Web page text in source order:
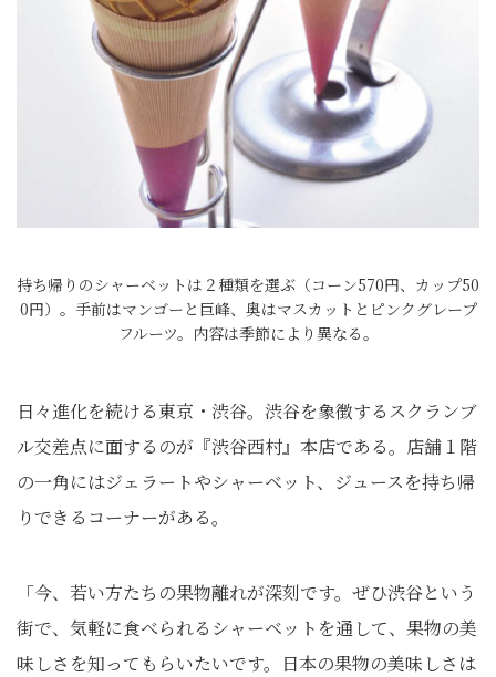
持ち帰りのシャーベットは２種類を選ぶ（コーン570円、カップ50
0円）。手前はマンゴーと巨峰、奥はマスカットとピンクグレープ
フルーツ。内容は季節により異なる。
日々進化を続ける東京・渋谷。渋谷を象徴するスクランブ
ル交差点に面するのが『渋谷西村』本店である。店舗１階
の一角にはジェラートやシャーベット、ジュースを持ち帰
りできるコーナーがある。
「今、若い方たちの果物離れが深刻です。ぜひ渋谷という
街で、気軽に食べられるシャーベットを通して、果物の美
味しさを知ってもらいたいです。日本の果物の美味しさは